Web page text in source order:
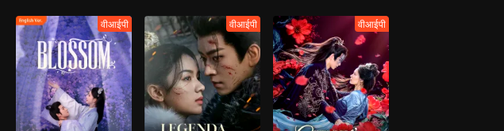
वीआईपी वीआईपी वीआईपी